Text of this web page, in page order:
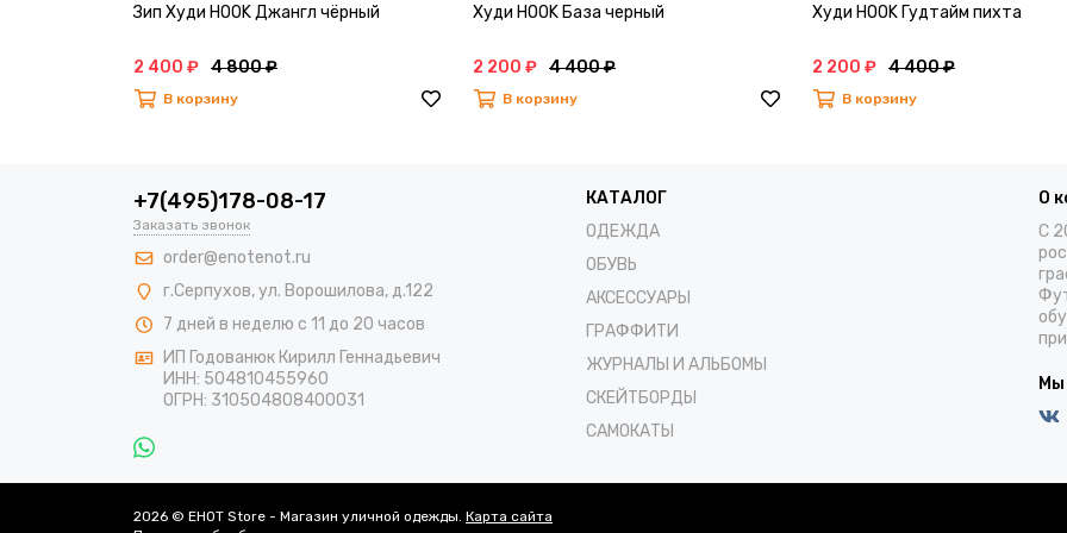
Зип Худи HOOK Джангл чёрный
2 400 ₽ 4 800 ₽
В корзину
Худи HOOK База черный
2 200 ₽ 4 400 ₽
В корзину
Худи HOOK Гудтайм пихта
2 200 ₽ 4 400 ₽
В корзину
+7(495)178-08-17
Заказать звонок
order@enotenot.ru
г.Серпухов, ул. Ворошилова, д.122
7 дней в неделю с 11 до 20 часов
ИП Годованюк Кирилл Геннадьевич
ИНН: 504810455960
ОГРН: 310504808400031
КАТАЛОГ
ОДЕЖДА
ОБУВЬ
АКСЕССУАРЫ
ГРАФФИТИ
ЖУРНАЛЫ И АЛЬБОМЫ
СКЕЙТБОРДЫ
САМОКАТЫ
О
С
Мы
2026 © EHOT Store - Магазин уличной одежды. Карта сайта